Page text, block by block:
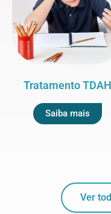
Tratamento TDAH
Saiba mais
Ver